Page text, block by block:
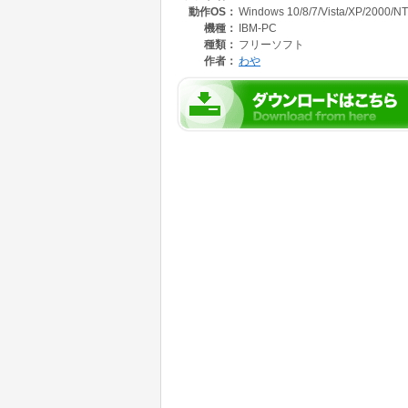
R・.RX・.M32C・.M16C・.R8C・.R32C・
S-870・.V850・.78K・.SPARC・.PIC・.SX
H850・.RZ・.Visconti4・.N88BASIC・.MS-
y・.VBA・.COBOL・.VB 6.0・.VB .NET・.C#
使用可能なディレクティブ。
構造化ディレクティブ（if～elseif～else文,for
マクロ命令
マイグレーションディレクティブ
動作OS： Windows 10/8/7/Vista/XP/2000/NT
機種：
IBM-PC
種類： フリーソフト
作者： わや